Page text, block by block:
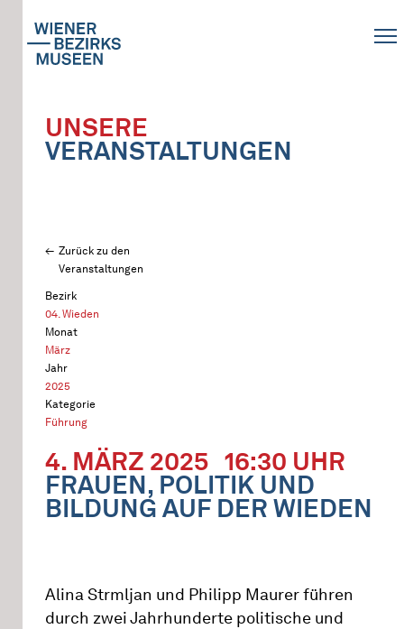
UNSERE
VERANSTALTUNGEN
Zurück zu den
Veranstaltungen
Bezirk
04. Wieden
Monat
März
Jahr
2025
Kategorie
Führung
4. MÄRZ 2025 16:30 UHR
FRAUEN, POLITIK UND
BILDUNG AUF DER WIEDEN
Alina Strmljan und Philipp Maurer führen
durch zwei Jahrhunderte politische und